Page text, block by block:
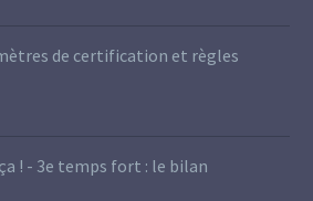
de certification et règles
! - 3e temps fort : le bilan